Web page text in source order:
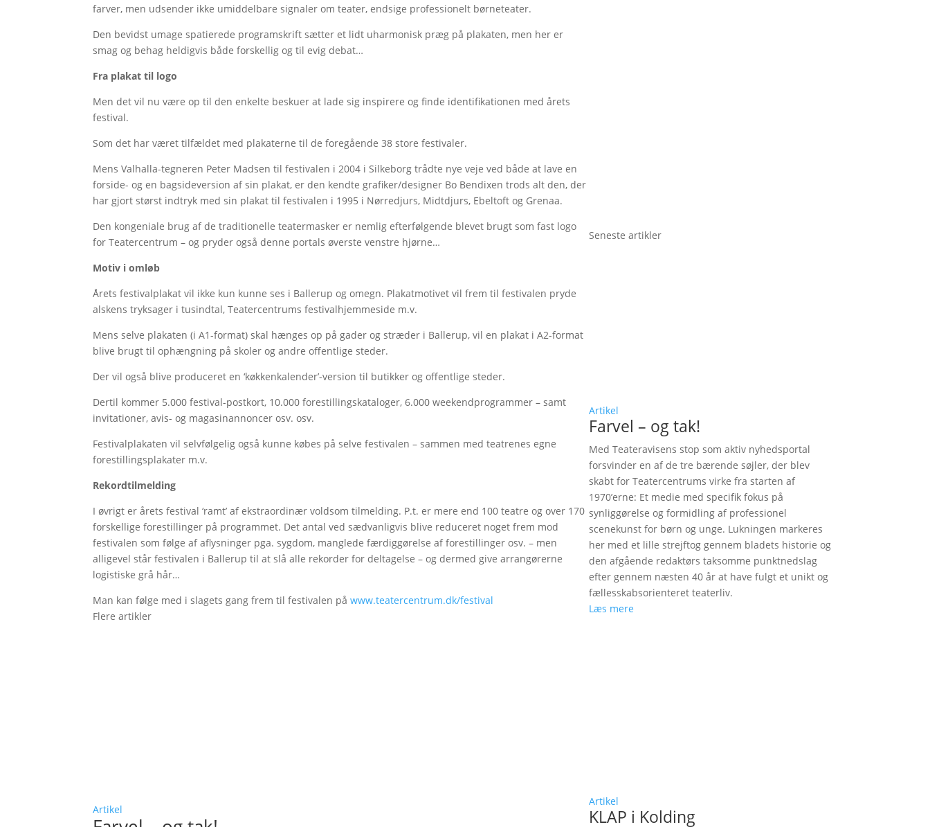
farver, men udsender ikke umiddelbare signaler om teater, endsige professionelt børneteater.
Den bevidst umage spatierede programskrift sætter et lidt uharmonisk præg på plakaten, men her er
smag og behag heldigvis både forskellig og til evig debat…
Fra plakat til logo
Men det vil nu være op til den enkelte beskuer at lade sig inspirere og finde identifikationen med årets
festival.
Som det har været tilfældet med plakaterne til de foregående 38 store festivaler.
Mens Valhalla-tegneren Peter Madsen til festivalen i 2004 i Silkeborg trådte nye veje ved både at lave en
forside- og en bagsideversion af sin plakat, er den kendte grafiker/designer Bo Bendixen trods alt den, der
har gjort størst indtryk med sin plakat til festivalen i 1995 i Nørredjurs, Midtdjurs, Ebeltoft og Grenaa.
Den kongeniale brug af de traditionelle teatermasker er nemlig efterfølgende blevet brugt som fast logo
for Teatercentrum – og pryder også denne portals øverste venstre hjørne…
Motiv i omløb
Årets festivalplakat vil ikke kun kunne ses i Ballerup og omegn. Plakatmotivet vil frem til festivalen pryde
alskens tryksager i tusindtal, Teatercentrums festivalhjemmeside m.v.
Mens selve plakaten (i A1-format) skal hænges op på gader og stræder i Ballerup, vil en plakat i A2-format
blive brugt til ophængning på skoler og andre offentlige steder.
Der vil også blive produceret en ‘køkkenkalender’-version til butikker og offentlige steder.
Dertil kommer 5.000 festival-postkort, 10.000 forestillingskataloger, 6.000 weekendprogrammer – samt
invitationer, avis- og magasinannoncer osv. osv.
Festivalplakaten vil selvfølgelig også kunne købes på selve festivalen – sammen med teatrenes egne
forestillingsplakater m.v.
Rekordtilmelding
I øvrigt er årets festival ‘ramt’ af ekstraordinær voldsom tilmelding. P.t. er mere end 100 teatre og over 170
forskellige forestillinger på programmet. Det antal ved sædvanligvis blive reduceret noget frem mod
festivalen som følge af aflysninger pga. sygdom, manglede færdiggørelse af forestillinger osv. – men
alligevel står festivalen i Ballerup til at slå alle rekorder for deltagelse – og dermed give arrangørerne
logistiske grå hår…
Man kan følge med i slagets gang frem til festivalen påwww.teatercentrum.dk/festival
Flere artikler
Artikel
Seneste artikler
Artikel
Farvel – og tak!
Med Teateravisens stop som aktiv nyhedsportal
forsvinder en af de tre bærende søjler, der blev
skabt for Teatercentrums virke fra starten af
1970’erne: Et medie med specifik fokus på
synliggørelse og formidling af professionel
scenekunst for børn og unge. Lukningen markeres
her med et lille strejftog gennem bladets historie og
den afgående redaktørs taksomme punktnedslag
efter gennem næsten 40 år at have fulgt et unikt og
fællesskabsorienteret teaterliv.
Læs mere
Artikel
KLAP i Kolding